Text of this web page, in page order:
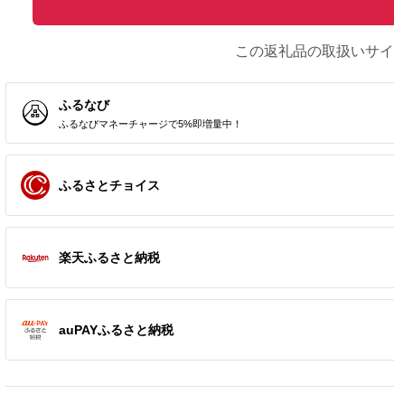
この返礼品の取扱いサイ
ふるなび
ふるなびマネーチャージで5%即増量中！
ふるさとチョイス
楽天ふるさと納税
auPAYふるさと納税